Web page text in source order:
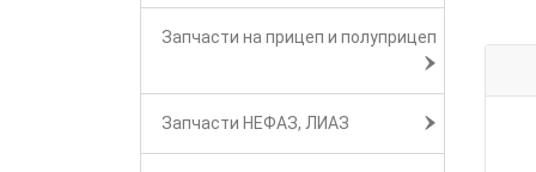
Запчасти на прицеп и полуприцеп
Запчасти НЕФАЗ, ЛИАЗ